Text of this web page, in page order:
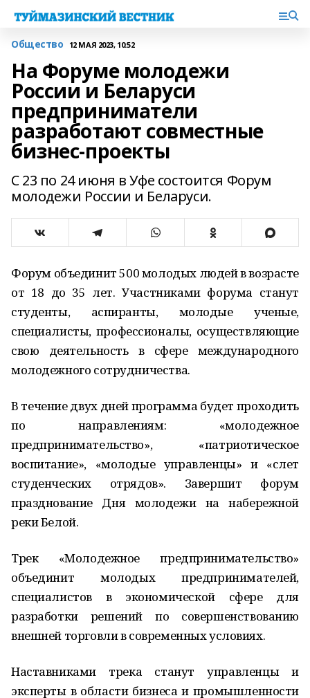
Общество 12 МАЯ 2023, 10:52
На Форуме молодежи
России и Беларуси
предприниматели
разработают совместные
бизнес-проекты
С 23 по 24 июня в Уфе состоится Форум
молодежи России и Беларуси.
Форум объединит 500 молодых людей в возрасте
от 18 до 35 лет. Участниками форума станут
студенты, аспиранты, молодые ученые,
специалисты, профессионалы, осуществляющие
свою деятельность в сфере международного
молодежного сотрудничества.
В течение двух дней программа будет проходить
по направлениям: «молодежное
предпринимательство», «патриотическое
воспитание», «молодые управленцы» и «слет
студенческих отрядов». Завершит форум
празднование Дня молодежи на набережной
реки Белой.
Трек «Молодежное предпринимательство»
объединит молодых предпринимателей,
специалистов в экономической сфере для
разработки решений по совершенствованию
внешней торговли в современных условиях.
Наставниками трека станут управленцы и
эксперты в области бизнеса и промышленности